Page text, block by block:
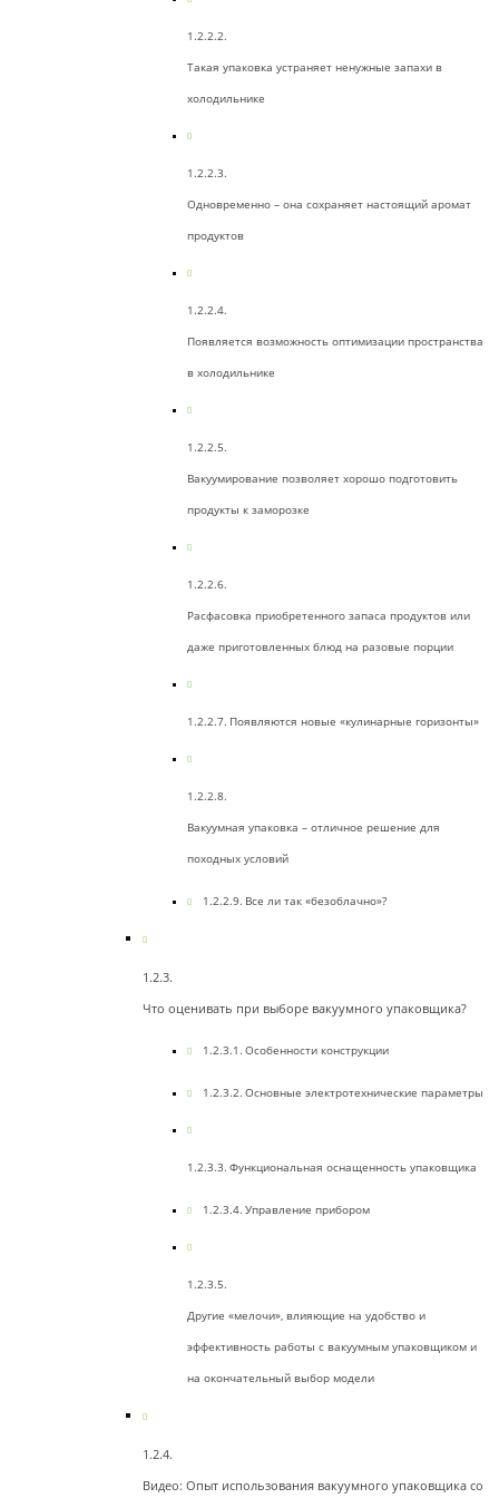
Такая упаковка устраняет ненужные запахи в
холодильнике
Одновременно – она сохраняет настоящий аромат
продуктов
Появляется возможность оптимизации пространства
в холодильнике
Вакуумирование позволяет хорошо подготовить
продукты к заморозке
Расфасовка приобретенного запаса продуктов или
даже приготовленных блюд на разовые порции
Появляются новые «кулинарные горизонты»
Вакуумная упаковка – отличное решение для
походных условий
Все ли так «безоблачно»?
Что оценивать при выборе вакуумного упаковщика?
Особенности конструкции
Основные электротехнические параметры
Функциональная оснащенность упаковщика
Управление прибором
Другие «мелочи», влияющие на удобство и
эффективность работы с вакуумным упаковщиком и
на окончательный выбор модели
Видео: Опыт использования вакуумного упаковщика со